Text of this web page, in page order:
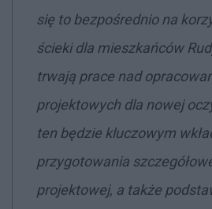
się to bezpośrednio na
ścieki dla mieszkańców
trwają prace nad
projektowych dla nowej
ten będzie kluczowym
przygotowania
projektowej, a także